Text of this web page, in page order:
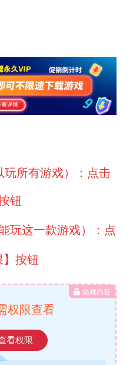
玩所有游戏）：点击
钮
玩这一款游戏）：点
按钮
隐藏内容
权限查看
看权限